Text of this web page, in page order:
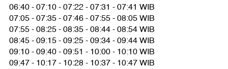
06:40 - 07:10 - 07:22 - 07:31 - 07:41 WIB
07:05 - 07:35 - 07:46 - 07:55 - 08:05 WIB
07:55 - 08:25 - 08:35 - 08:44 - 08:54 WIB
08:45 - 09:15 - 09:25 - 09:34 - 09:44 WIB
09:10 - 09:40 - 09:51 - 10:00 - 10:10 WIB
09:47 - 10:17 - 10:28 - 10:37 - 10:47 WIB